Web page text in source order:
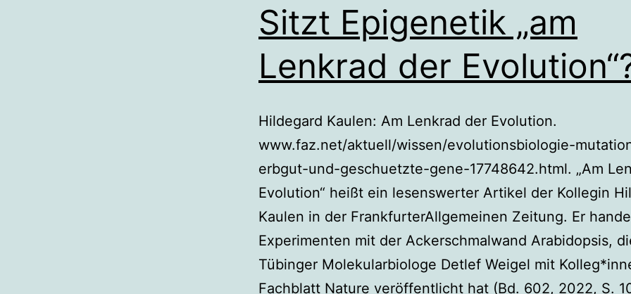
Sitzt Epigenetik „am
Lenkrad der
Hildegard Kaulen: Am Lenkrad der Evolution.
www.faz.net/aktuell/wissen/evolutionsbiologie-
erbgut-und-geschuetzte-gene-17748642.html. „Am
Evolution“ heißt ein lesenswerter Artikel der Kollegin
Kaulen in der FrankfurterAllgemeinen Zeitung. Er
Experimenten mit der Ackerschmalwand Arabidopsis,
Tübinger Molekularbiologe Detlef Weigel mit
Fachblatt Nature veröffentlicht hat (Bd. 602, 2022, S.